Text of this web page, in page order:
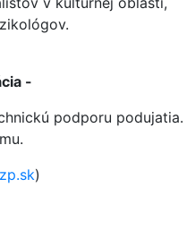
-
podporu podujatia.
)